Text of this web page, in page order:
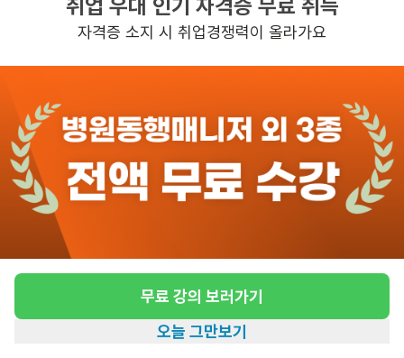
반경 3KM 이내의 일자리 확인하기
취업 우대 인기 자격증 무료 취득
자격증 소지 시 취업경쟁력이 올라가요
무료 강의 보러가기
오늘 그만보기